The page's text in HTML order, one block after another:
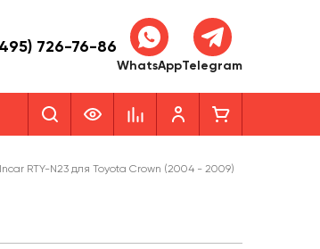
726-76-86
WhatsAppTelegram
RTY-N23 для Toyota Crown (2004 - 2009)